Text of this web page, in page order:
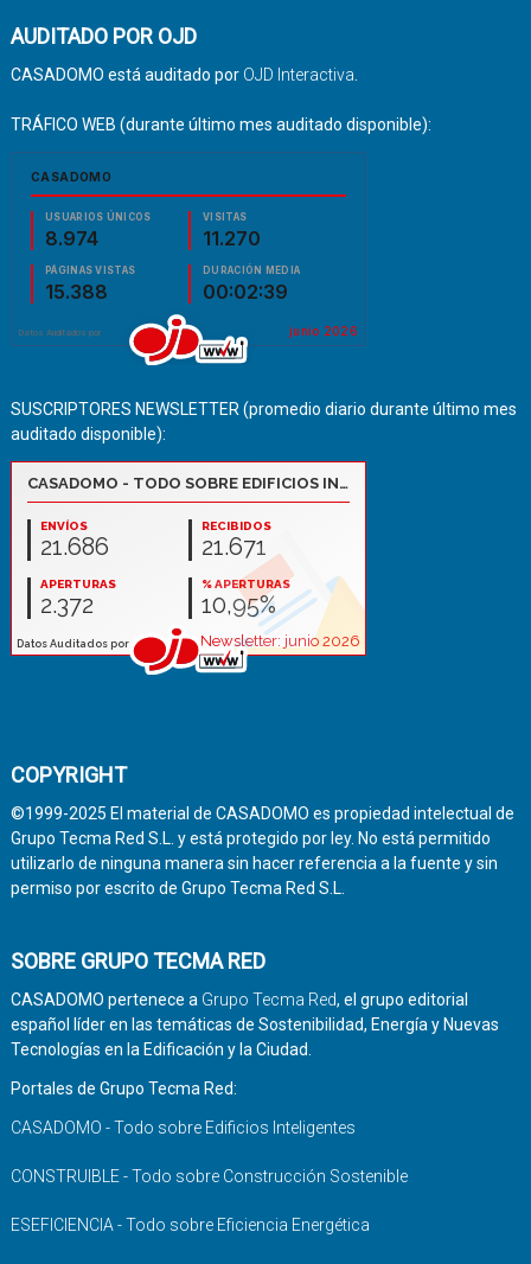
AUDITADO POR OJD
CASADOMO está auditado por OJD Interactiva
TRÁFICO WEB (durante último mes auditado disponible):
SUSCRIPTORES NEWSLETTER (promedio diario durante último mes
auditado disponible):
COPYRIGHT
©1999-2025 El material de CASADOMO es propiedad intelectual de
Grupo Tecma Red S.L. y está protegido por ley. No está permitido
utilizarlo de ninguna manera sin hacer referencia a la fuente y sin
permiso por escrito de Grupo Tecma Red S.L.
SOBRE GRUPO TECMA RED
CASADOMO pertenece a Grupo Tecma Red, el grupo editorial
español líder en las temáticas de Sostenibilidad, Energía y Nuevas
Tecnologías en la Edificación y la Ciudad.
Portales de Grupo Tecma Red:
CASADOMO - Todo sobre Edificios Inteligentes
CONSTRUIBLE - Todo sobre Construcción Sostenible
ESEFICIENCIA - Todo sobre Eficiencia Energética